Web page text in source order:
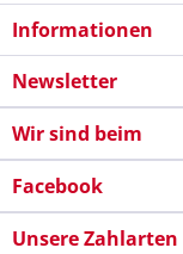
Informationen
Newsletter
Wir sind beim
Facebook
Unsere Zahlarten